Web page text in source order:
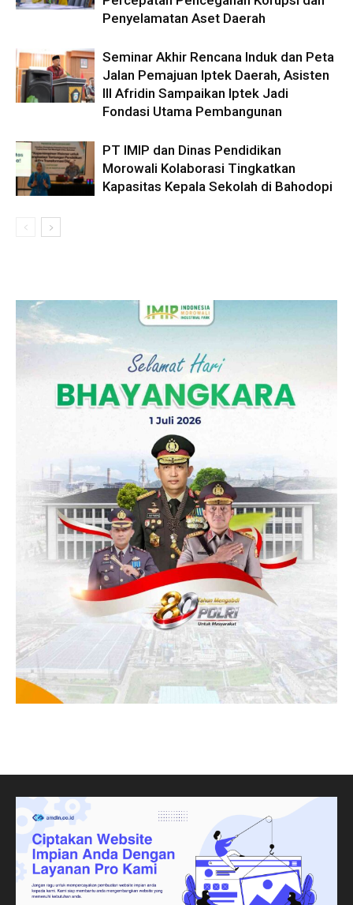
Penyelamatan Aset Daerah
Seminar Akhir Rencana Induk dan Peta
Jalan Pemajuan Iptek Daerah, Asisten
III Afridin Sampaikan Iptek Jadi
Fondasi Utama Pembangunan
PT IMIP dan Dinas Pendidikan
Morowali Kolaborasi Tingkatkan
Kapasitas Kepala Sekolah di Bahodopi